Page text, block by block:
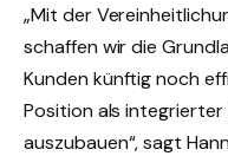
„Mit der
schaffen wir die
Kunden künftig noch
Position als
auszubauen“, sagt